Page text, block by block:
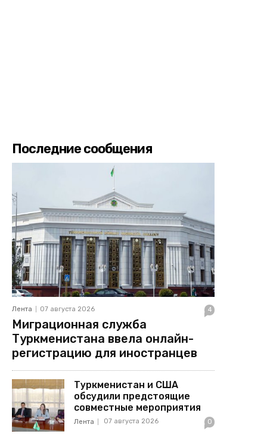
Последние сообщения
Лента 07 августа 2026 4
Миграционная служба
Туркменистана ввела онлайн-
регистрацию для иностранцев
Туркменистан и США
обсудили предстоящие
совместные мероприятия
Лента 07 августа 2026 0